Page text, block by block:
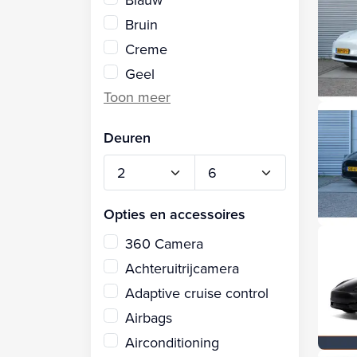
Bruin
Creme
Geel
Deuren
Opties en accessoires
360 Camera
Achteruitrijcamera
Adaptive cruise control
Airbags
Airconditioning